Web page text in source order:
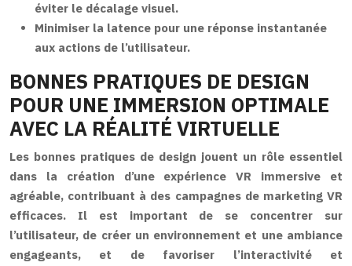
éviter le décalage visuel.
Minimiser la latence pour une réponse instantanée
aux actions de l’utilisateur.
BONNES PRATIQUES DE DESIGN
POUR UNE IMMERSION OPTIMALE
AVEC LA RÉALITÉ VIRTUELLE
Les bonnes pratiques de design jouent un rôle essentiel
dans la création d’une expérience VR immersive et
agréable, contribuant à des campagnes de marketing VR
efficaces. Il est important de se concentrer sur
l’utilisateur, de créer un environnement et une ambiance
engageants, et de favoriser l’interactivité et